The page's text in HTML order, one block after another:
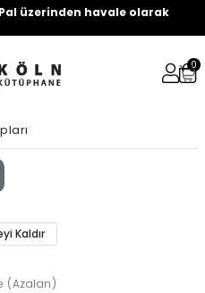
üzerinden havale olarak
0
Kaldır
(Azalan)